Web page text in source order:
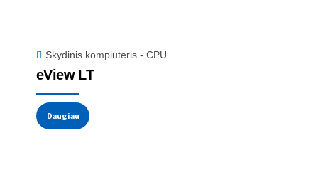
Skydinis kompiuteris - CPU
eView LT
Daugiau